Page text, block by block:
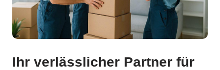
Ihr verlässlicher Partner für